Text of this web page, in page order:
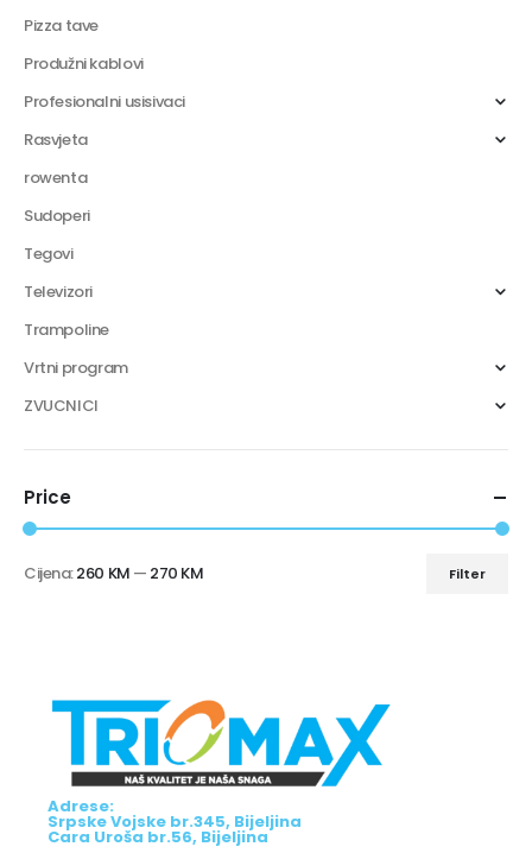
Pizza tave
Produžni kablovi
Profesionalni usisivaci
Rasvjeta
rowenta
Sudoperi
Tegovi
Televizori
Trampoline
Vrtni program
ZVUCNICI
Price
Filter
Cijena:260 KM — 270 KM
Adrese:
Srpske Vojske br.345, Bijeljina
Cara Uroša br.56, Bijeljina